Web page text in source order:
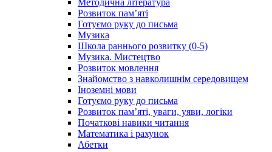
Методична література
Розвиток пам’яті
Готуємо руку до письма
Музика
Школа раннього розвитку (0-5)
Музика. Мистецтво
Розвиток мовлення
Знайомство з навколишнім середовищем
Іноземні мови
Готуємо руку до письма
Розвиток пам’яті, уваги, уяви, логіки
Початкові навики читання
Математика і рахунок
Абетки